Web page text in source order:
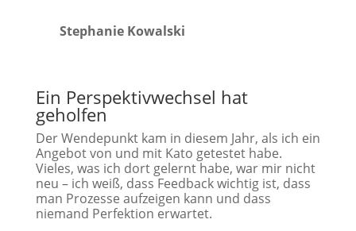
Stephanie Kowalski
Ein Perspektivwechsel hat
geholfen
Der Wendepunkt kam in diesem Jahr, als ich ein
Angebot von und mit Kato getestet habe.
Vieles, was ich dort gelernt habe, war mir nicht
neu – ich weiß, dass Feedback wichtig ist, dass
man Prozesse aufzeigen kann und dass
niemand Perfektion erwartet.